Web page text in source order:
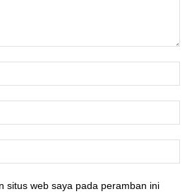
situs web saya pada peramban ini